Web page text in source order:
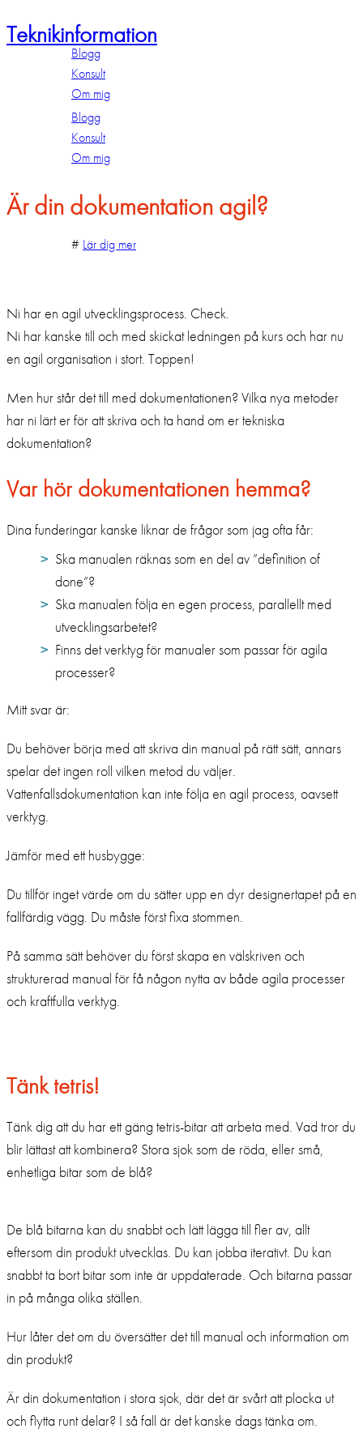
Teknikinformation
Blogg
Konsult
Om mig
Blogg
Konsult
Om mig
Är din dokumentation agil?
# Lär dig mer
Ni har en agil utvecklingsprocess. Check.
Ni har kanske till och med skickat ledningen på kurs och har nu
en agil organisation i stort. Toppen!
Men hur står det till med dokumentationen? Vilka nya metoder
har ni lärt er för att skriva och ta hand om er tekniska
dokumentation?
Var hör dokumentationen hemma?
Dina funderingar kanske liknar de frågor som jag ofta får:
Ska manualen räknas som en del av ”definition of
done”?
Ska manualen följa en egen process, parallellt med
utvecklingsarbetet?
Finns det verktyg för manualer som passar för agila
processer?
Mitt svar är:
Du behöver börja med att skriva din manual på rätt sätt, annars
spelar det ingen roll vilken metod du väljer.
Vattenfallsdokumentation kan inte följa en agil process, oavsett
verktyg.
Jämför med ett husbygge:
Du tillför inget värde om du sätter upp en dyr designertapet på en
fallfärdig vägg. Du måste först fixa stommen.
På samma sätt behöver du först skapa en välskriven och
strukturerad manual för få någon nytta av både agila processer
och kraftfulla verktyg.
Tänk tetris!
Tänk dig att du har ett gäng tetris-bitar att arbeta med. Vad tror du
blir lättast att kombinera? Stora sjok som de röda, eller små,
enhetliga bitar som de blå?
De blå bitarna kan du snabbt och lätt lägga till fler av, allt
eftersom din produkt utvecklas. Du kan jobba iterativt. Du kan
snabbt ta bort bitar som inte är uppdaterade. Och bitarna passar
in på många olika ställen.
Hur låter det om du översätter det till manual och information om
din produkt?
Är din dokumentation i stora sjok, där det är svårt att plocka ut
och flytta runt delar? I så fall är det kanske dags tänka om.